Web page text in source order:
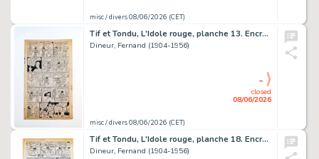
misc / divers 08/06/2026 (CET)
Tif et Tondu, L'Idole rouge, planche 13. Encre de Chine sur papier…
Dineur, Fernand (1904-1956)
misc / divers 08/06/2026 (CET)
closed
08/06/2026
-
Tif et Tondu, L'Idole rouge, planche 18. Encre de Chine sur papier…
Dineur, Fernand (1904-1956)